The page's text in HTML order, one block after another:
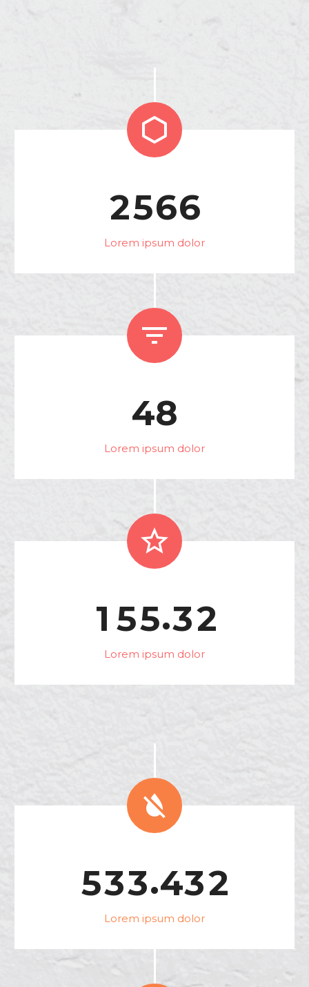


2566
Lorem ipsum dolor


48
Lorem ipsum dolor


1 55.32
Lorem ipsum dolor


533.432
Lorem ipsum dolor